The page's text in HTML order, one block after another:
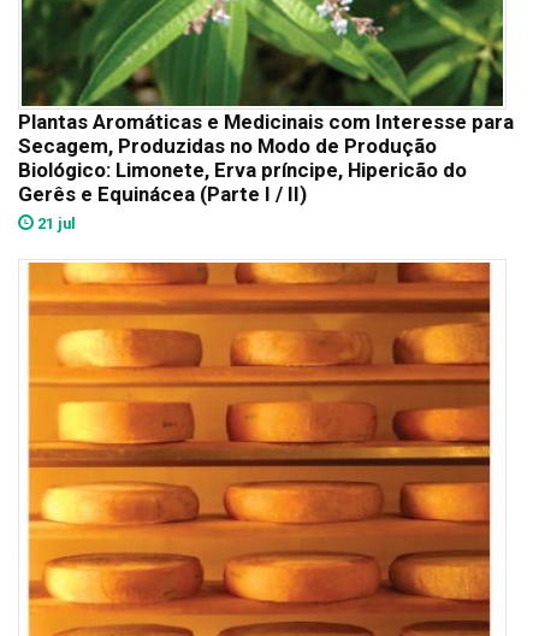
Plantas Aromáticas e Medicinais com Interesse para
Secagem, Produzidas no Modo de Produção
Biológico: Limonete, Erva príncipe, Hipericão do
Gerês e Equinácea (Parte I / II)
21 jul